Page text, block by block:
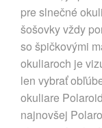
pre slnečné
šošovky vždy
so špičkovými
okuliaroch je
len vybrať
okuliare
najnovšej